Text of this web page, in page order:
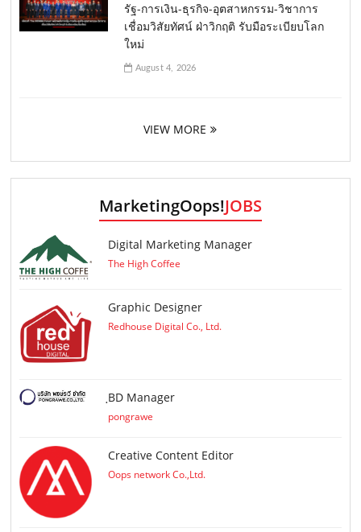
รัฐ-การเงิน-ธุรกิจ-อุตสาหกรรม-วิชาการ
เชื่อมวิสัยทัศน์ ฝ่าวิกฤติ รับมือระเบียบโลก
ใหม่
August 4, 2026
VIEW MORE
MarketingOops!JOBS
Digital Marketing Manager
The High Coffee
Graphic Designer
Redhouse Digital Co., Ltd.
ฺBD Manager
pongrawe
Creative Content Editor
Oops network Co.,Ltd.